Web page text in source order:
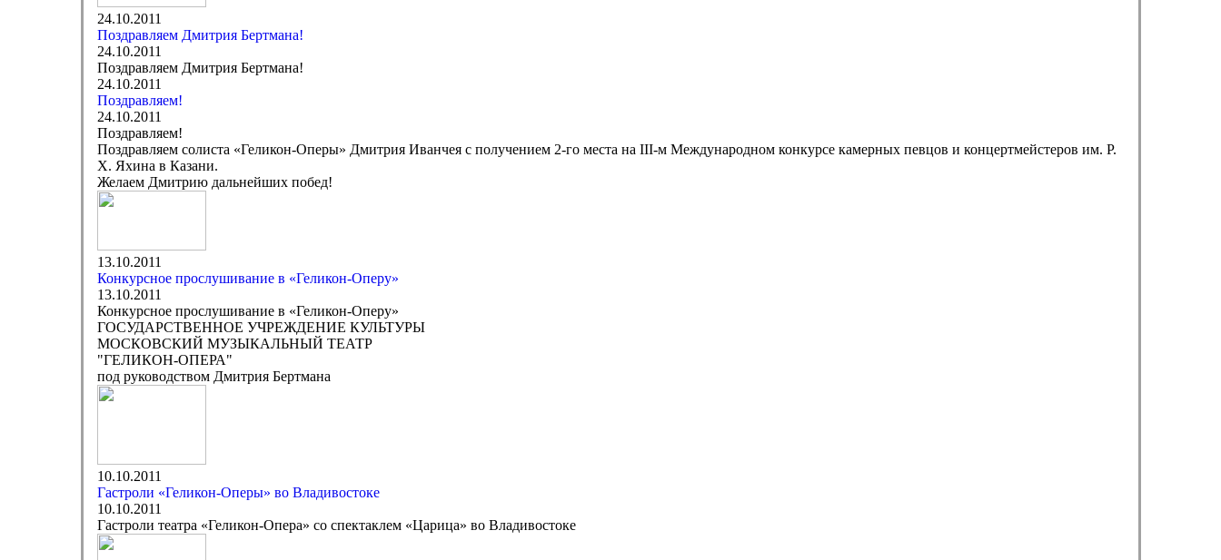
24.10.2011
Поздравляем Дмитрия Бертмана!
24.10.2011
Поздравляем Дмитрия Бертмана!
24.10.2011
Поздравляем!
24.10.2011
Поздравляем!
Поздравляем солиста «Геликон-Оперы» Дмитрия Иванчея с получением 2-го места на III-м Международном конкурсе камерных певцов и концертмейстеров им. Р.
Х. Яхина в Казани.
Желаем Дмитрию дальнейших побед!
13.10.2011
Конкурсное прослушивание в «Геликон-Оперу»
13.10.2011
Конкурсное прослушивание в «Геликон-Оперу»
ГОСУДАРСТВЕННОЕ УЧРЕЖДЕНИЕ КУЛЬТУРЫ
МОСКОВСКИЙ МУЗЫКАЛЬНЫЙ ТЕАТР
"ГЕЛИКОН-ОПЕРА"
под руководством Дмитрия Бертмана
10.10.2011
Гастроли «Геликон-Оперы» во Владивостоке
10.10.2011
Гастроли театра «Геликон-Опера» со спектаклем «Царица» во Владивостоке